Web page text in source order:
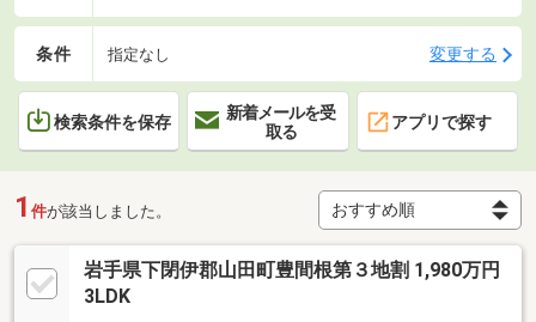
条件 指定なし 変更する
検索条件を保存
新着メールを受
取る
アプリで探す
1 件が該当しました。
岩手県下閉伊郡山田町豊間根第３地割 1,980万円
3LDK